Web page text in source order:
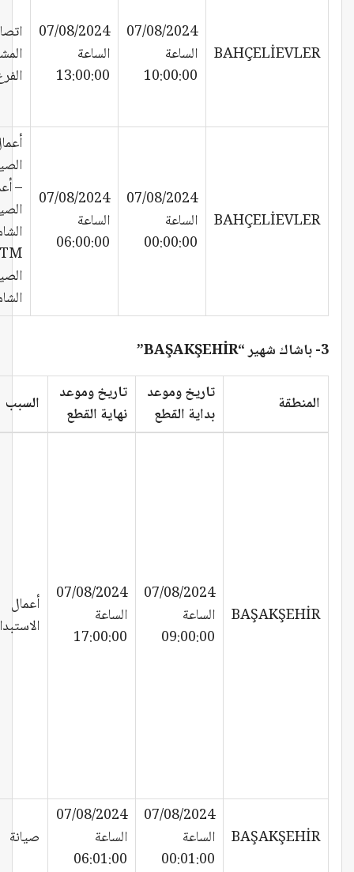
BAHÇELİEVLER
07/08/2024
الساعة
10:00:00
07/08/2024
الساعة
13:00:00
BAHÇELİEVLER
07/08/2024
الساعة
00:00:00
07/08/2024
الساعة
06:00:00
–
TM
3- باشاك شهير “BAŞAKŞEHİR”
المنطقة
تاريخ وموعد
بداية القطع
تاريخ وموعد
نهاية القطع
السبب
BAŞAKŞEHİR
07/08/2024
الساعة
09:00:00
07/08/2024
الساعة
17:00:00
أعمال
BAŞAKŞEHİR
07/08/2024
الساعة
00:01:00
07/08/2024
الساعة
06:01:00
صيانة